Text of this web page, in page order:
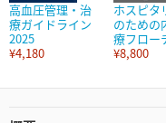
高血圧管理・治
療ガイドライン
2025
¥4,180
ホスピタ
のための
療フロー
¥8,800